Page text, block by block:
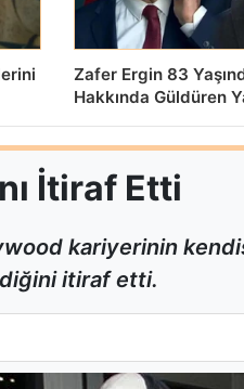
Zafer Ergin 83
Hakkında Güldüren
İtiraf Etti
kariyerinin
itiraf etti.